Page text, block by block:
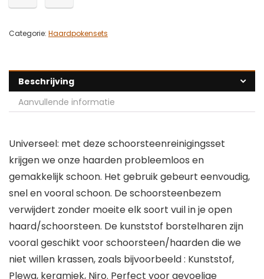
Categorie: Haardpokensets
Beschrijving
Aanvullende informatie
Universeel: met deze schoorsteenreinigingsset
krijgen we onze haarden probleemloos en
gemakkelijk schoon. Het gebruik gebeurt eenvoudig,
snel en vooral schoon. De schoorsteenbezem
verwijdert zonder moeite elk soort vuil in je open
haard/schoorsteen. De kunststof borstelharen zijn
vooral geschikt voor schoorsteen/haarden die we
niet willen krassen, zoals bijvoorbeeld : Kunststof,
Plewa, keramiek, Niro. Perfect voor gevoelige